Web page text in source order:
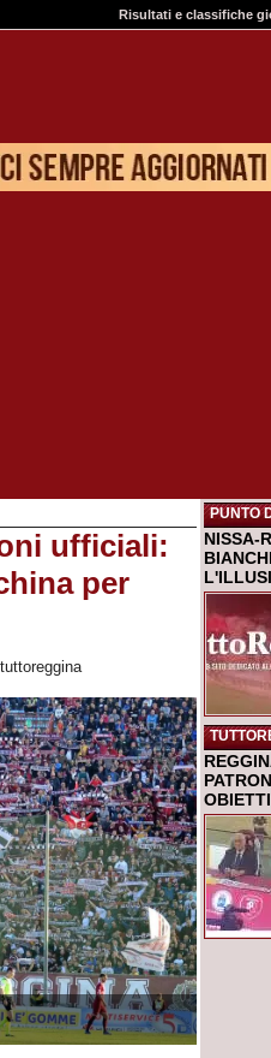
Risultati e classifiche
ufficiali:
per
PUNTO
NISSA-